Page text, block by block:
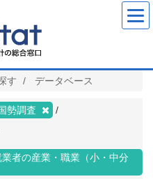
す データベース
勢調査
者の産業・職業（小・中分